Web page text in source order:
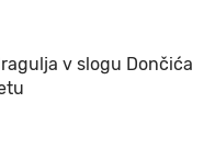
v slogu Dončića